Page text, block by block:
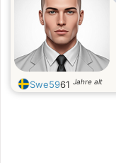
Swe5961 Jahre alt